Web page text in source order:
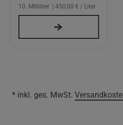
10
Milliliter | 450,00 € / Liter
* inkl. ges. MwSt.